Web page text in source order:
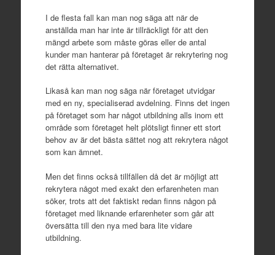
I de flesta fall kan man nog säga att när de
anställda man har inte är tillräckligt för att den
mängd arbete som måste göras eller de antal
kunder man hanterar på företaget är rekrytering nog
det rätta alternativet.
Likaså kan man nog säga när företaget utvidgar
med en ny, specialiserad avdelning. Finns det ingen
på företaget som har något utbildning alls inom ett
område som företaget helt plötsligt finner ett stort
behov av är det bästa sättet nog att rekrytera något
som kan ämnet.
Men det finns också tillfällen då det är möjligt att
rekrytera något med exakt den erfarenheten man
söker, trots att det faktiskt redan finns någon på
företaget med liknande erfarenheter som går att
översätta till den nya med bara lite vidare
utbildning.